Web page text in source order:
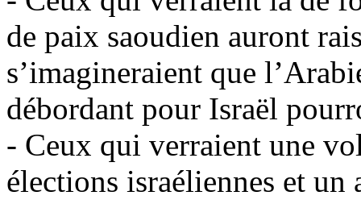
de paix saoudien auront
s’imagineraient que
débordant pour Israël
- Ceux qui verraient une
élections israéliennes et un